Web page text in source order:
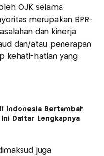
OJK selama
merupakan BPR-
dan kinerja
dan/atau penerapan
kehati-hatian yang
Indonesia Bertambah
Ini Daftar Lengkapnya
juga